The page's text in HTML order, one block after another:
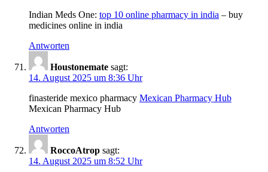
Indian Meds One: top 10 online pharmacy in india – buy
medicines online in india
Antworten
Houstonemate sagt:
14. August 2025 um 8:36 Uhr
finasteride mexico pharmacy Mexican Pharmacy Hub
Mexican Pharmacy Hub
Antworten
RoccoAtrop sagt:
14. August 2025 um 8:52 Uhr